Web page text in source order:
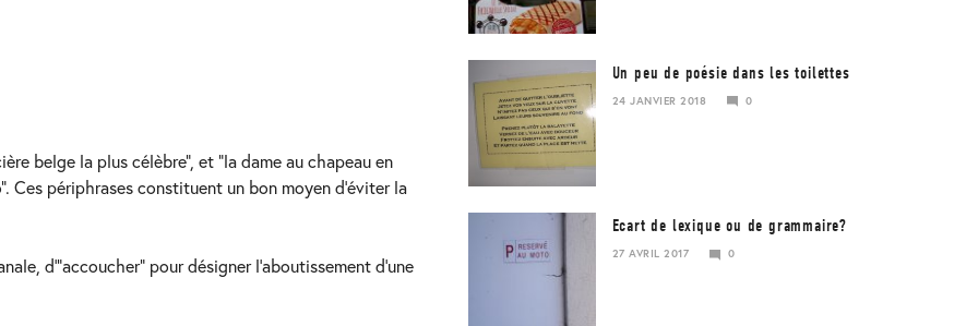
belge la plus célèbre”, et “la dame au chapeau en
Ces périphrases constituent un bon moyen d’éviter la
d'”accoucher” pour désigner l’aboutissement d’une
Un peu de poésie dans les toilettes
24 JANVIER 2018 0
Ecart de lexique ou de grammaire?
27 AVRIL 2017
0